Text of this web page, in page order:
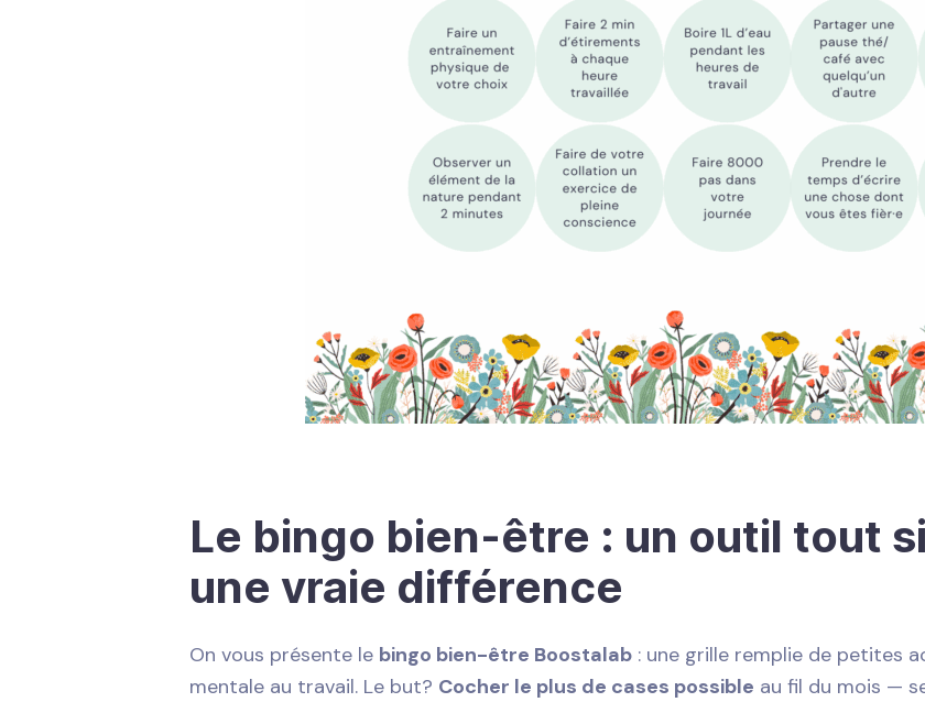
Le bingo bien-être : un outil tout
une vraie différence
On vous présente le bingo bien-être Boostalab : une grille remplie de petites
mentale au travail. Le but? Cocher le plus de cases possible au fil du mois —